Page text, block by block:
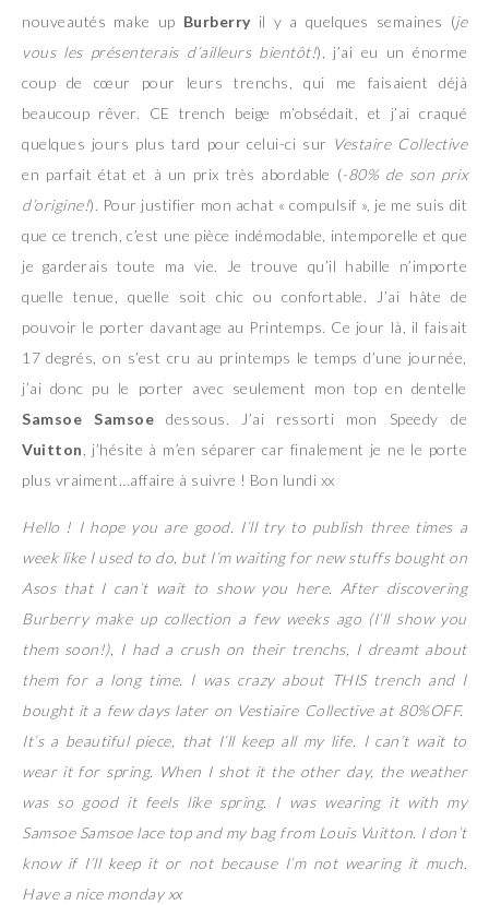
nouveautés make up Burberryil y a quelques semaines (je
vous les présenterais d’ailleurs bientôt!), j’ai eu un énorme
coup de cœur pour leurs trenchs, qui me faisaient déjà
beaucoup rêver. CE trench beige m’obsédait, et j’ai craqué
quelques jours plus tard pour celui-ci sur Vestaire Collective
en parfait état et à un prix très abordable (-80% de son prix
d’origine!). Pour justifier mon achat « compulsif », je me suis dit
que ce trench, c’est une pièce indémodable, intemporelle et que
je garderais toute ma vie. Je trouve qu’il habille n’importe
quelle tenue, quelle soit chic ou confortable. J’ai hâte de
pouvoir le porter davantage au Printemps. Ce jour là, il faisait
17 degrés, on s’est cru au printemps le temps d’une journée,
j’ai donc pu le porter avec seulement mon top en dentelle
Samsoe Samsoe dessous. J’ai ressorti mon Speedy de
Vuitton , j’hésite à m’en séparer car finalement je ne le porte
plus vraiment…affaire à suivre ! Bon lundi xx
Hello ! I hope you are good. I’ll try to publish three times a
week like I used to do, but I’m waiting for new stuffs bought on
Asos that I can’t wait to show you here. After discovering
Burberry make up collection a few weeks ago (I’ll show you
them soon!), I had a crush on their trenchs, I dreamt about
them for a long time. I was crazy about THIS trench and I
bought it a few days later on Vestiaire Collective at 80%OFF.
It’s a beautiful piece, that I’ll keep all my life. I can’t wait to
wear it for spring. When I shot it the other day, the weather
was so good it feels like spring. I was wearing it with my
Samsoe Samsoe lace top and my bag from Louis Vuitton. I don’t
know if I’ll keep it or not because I’m not wearing it much.
Have a nice monday xx